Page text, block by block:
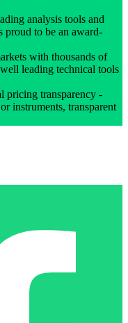
analysis tools and
proud to be an award-
with thousands of
leading technical tools
pricing transparency -
instruments, transparent